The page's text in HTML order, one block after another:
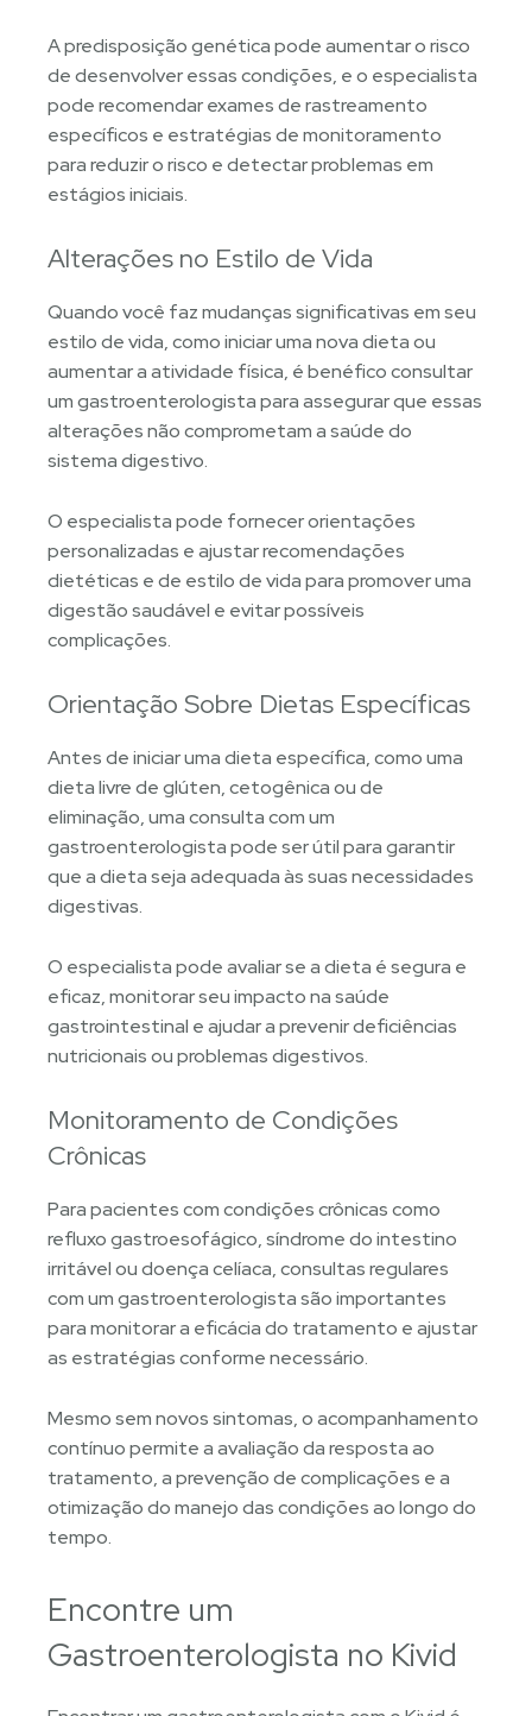
A predisposição genética pode aumentar o risco
de desenvolver essas condições, e o especialista
pode recomendar exames de rastreamento
específicos e estratégias de monitoramento
para reduzir o risco e detectar problemas em
estágios iniciais.
Alterações no Estilo de Vida
Quando você faz mudanças significativas em seu
estilo de vida, como iniciar uma nova dieta ou
aumentar a atividade física, é benéfico consultar
um gastroenterologista para assegurar que essas
alterações não comprometam a saúde do
sistema digestivo.
O especialista pode fornecer orientações
personalizadas e ajustar recomendações
dietéticas e de estilo de vida para promover uma
digestão saudável e evitar possíveis
complicações.
Orientação Sobre Dietas Específicas
Antes de iniciar uma dieta específica, como uma
dieta livre de glúten, cetogênica ou de
eliminação, uma consulta com um
gastroenterologista pode ser útil para garantir
que a dieta seja adequada às suas necessidades
digestivas.
O especialista pode avaliar se a dieta é segura e
eficaz, monitorar seu impacto na saúde
gastrointestinal e ajudar a prevenir deficiências
nutricionais ou problemas digestivos.
Monitoramento de Condições
Crônicas
Para pacientes com condições crônicas como
refluxo gastroesofágico, síndrome do intestino
irritável ou doença celíaca, consultas regulares
com um gastroenterologista são importantes
para monitorar a eficácia do tratamento e ajustar
as estratégias conforme necessário.
Mesmo sem novos sintomas, o acompanhamento
contínuo permite a avaliação da resposta ao
tratamento, a prevenção de complicações e a
otimização do manejo das condições ao longo do
tempo.
Encontre um
Gastroenterologista no Kivid